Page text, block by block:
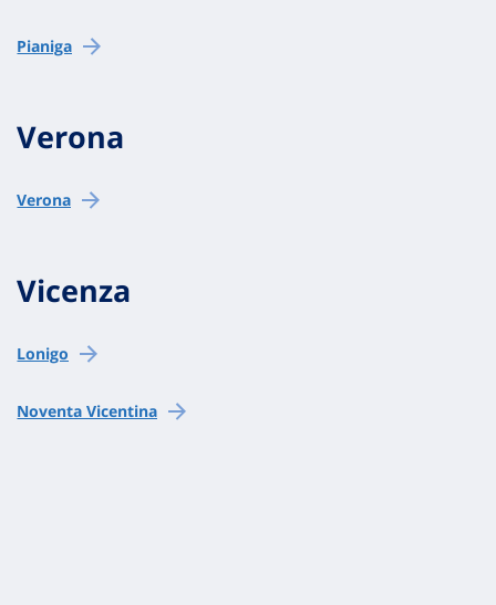
Pianiga
Verona
Verona
Vicenza
Lonigo
Noventa Vicentina